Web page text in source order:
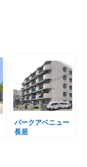
パークアベニュー
長居